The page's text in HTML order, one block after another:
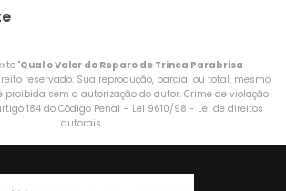
"Qual o Valor do Reparo de Trinca Parabrisa
reservado. Sua reprodução, parcial ou total, mesmo
proibida sem a autorização do autor. Crime de violação
184 do Código Penal – Lei 9610/98 - Lei de direitos
autorais.